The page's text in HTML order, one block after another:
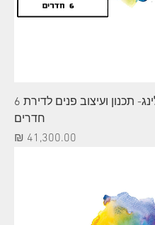
הום סטיילינג- תכנון ועיצוב פנים לדירת 6
חדרים
מחיר